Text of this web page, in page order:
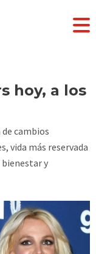
hoy, a los
cambios
vida más reservada
bienestar y